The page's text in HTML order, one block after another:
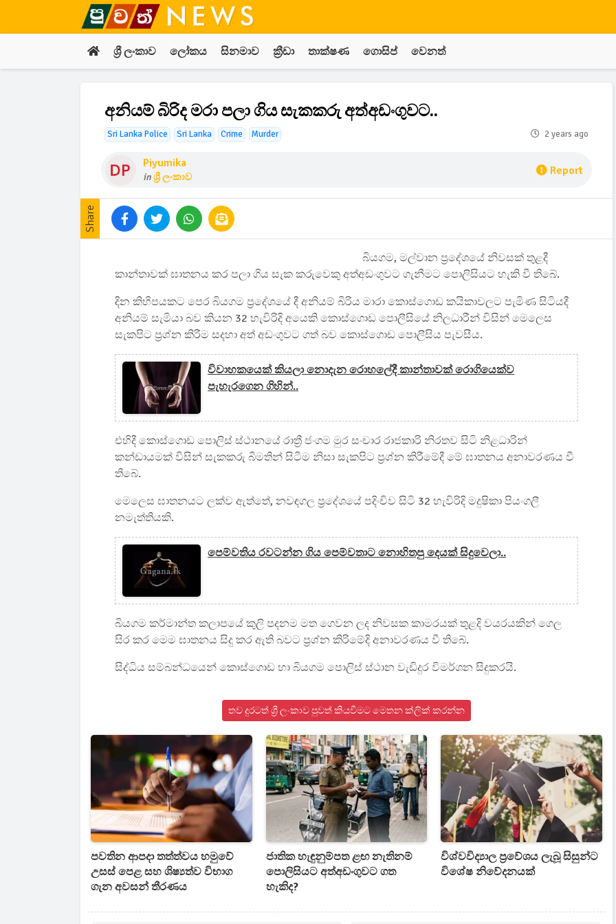
ශ්‍රී ලංකාව ලෝකය සිනමාව ක්‍රීඩා තාක්ෂණ ගොසිප් වෙනත්
අනියම් බිරිද මරා පලා ගිය සැකකරු අත්අඩංගුවට..
Sri Lanka Police Sri Lanka Crime Murder 2 years ago
Piyumika
inශ්‍රී ලංකාව Report
Share
බියගම, මල්වාන ප්‍රදේශයේ නිවසක් තුළදී
කාන්තාවක් ඝාතනය කර පලා ගිය සැක කරුවෙකු අත්අඩංගුවට ගැනීමට පොලිසියට හැකි වී තිබේ.
දින කිහිපයකට පෙර බියගම ප්‍රදේශයේ දී අනියම් බිරිය මාරා කොස්ගොඩ කයිකාවලට පැමිණ සිටියදී
අනියම් සැමියා බව කියන 32 හැවිරිදි අයෙකි කොස්ගොඩ පොලීසියේ නිලධාරීන් විසින් මෙලෙස
සැකපිට ප්‍රශ්න කිරීම සදහා අත් අඩංගුවට ගත් බව කොස්ගොඩ පොලීසිය පැවසීය.
විවාහකයෙක් කියලා නොදැන ‍රොහලේදී කාන්තාවක් රොගියෙක්ව
පැහැරගෙන ගිහින්..
එහිදී කොස්ගොඩ පොලිස් ස්ථානයේ රාත්‍රී ජංගම මුර සංචාර රාජකාරි නිරතව සිටි නිළධාරින්
කන්ඩායමක් විසින් සැකකරු බීමතින් සිටීම නිසා සැකපිට ප්‍රශ්න කිරීමේදී මේ ඝාතනය අනාවරණය වී
තිබේ.
මෙලෙස ඝාතනයට ලක්ව ඇත්තේ, නවඳගල ප්‍රදේශයේ පදිංචිව සිටි 32 හැවිරිදි මදුෂිකා පියංගලී
නමැත්තියකි.
පෙම්වතිය රවටන්න ගිය පෙම්වතාට නොහිතපු දෙයක් සිදුවෙලා..
බියගම කර්මාන්ත කලාපයේ කුලි පදනම මත ගෙවන ලද නිවසක කාමරයක් තුළදි වයරයකින් ගෙල
සිර කර මෙම ඝාතනය සිදු කර ඇති බවට ප්‍රශ්න කිරිමේදි අනාවරණය වී තිබේ.
සිද්ධිය සම්බන්ධයෙන් කොස්ගොඩ හා බියගම පොලිස් ස්ථාන වැඩිදුර විමර්ශන සිදුකරයි.
තව දුරටත් ශ්‍රී ලංකාව පුවත් කියවීමට මෙතන ක්ලික් කරන්න
පවතින ආපදා තත්ත්වය හමුවේ
උසස් පෙළ සහ ශිෂ්‍යත්ව විභාග
ගැන අවසන් තීරණය
ජාතික හැඳුනුම්පත ළඟ නැතිනම්
පොලිසියට අත්අඩංගුවට ගත
හැකිද?
විශ්වවිද්‍යාල ප්‍රවේශය ලැබූ සිසුන්ට
විශේෂ නිවේදනයක්